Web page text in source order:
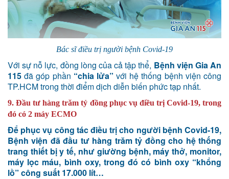
Bác sĩ điều trị người bệnh Covid-19
Với sự nỗ lực, đồng lòng của cả tập thể, Bệnh viện Gia An
115 đã góp phần “chia lửa” với hệ thống bệnh viện công
TP.HCM trong thời điểm dịch diễn biến phức tạp nhất.
9. Đầu tư hàng trăm tỷ đồng phục vụ điều trị Covid-19, trong
đó có 2 máy ECMO
Để phục vụ công tác điều trị cho người bệnh Covid-19,
Bệnh viện đã đầu tư hàng trăm tỷ đồng cho hệ thống
trang thiết bị y tế, như giường bệnh, máy thở, monitor,
máy lọc máu, bình oxy, trong đó có bình oxy “khổng
lồ” công suất 17.000 lít…